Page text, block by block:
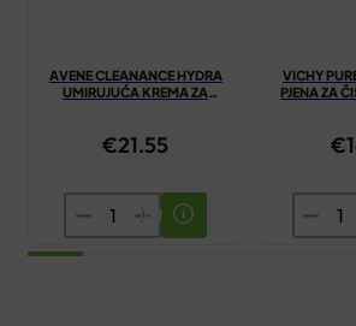
AVENE CLEANANCE HYDRA
UMIRUJUĆA KREMA ZA
€21.55
AVENE
CLEANANCE
VICHY
PJENA ZA
€
VICHY
PURETE